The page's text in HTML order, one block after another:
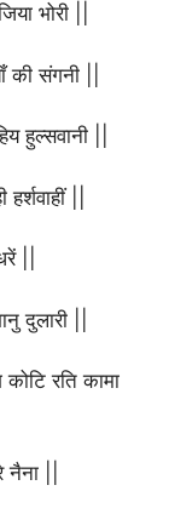
भोरी ||
की संगनी ||
हुल्सवानी ||
||
||
दुलारी ||
कोटि रति कामा
||